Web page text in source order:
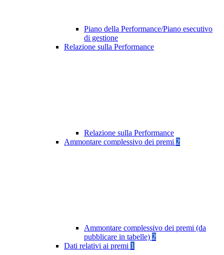
Piano della Performance/Piano esecutivo
di gestione
Relazione sulla Performance
Relazione sulla Performance
Ammontare complessivo dei premi 2
Ammontare complessivo dei premi (da
pubblicare in tabelle) 2
Dati relativi ai premi 1